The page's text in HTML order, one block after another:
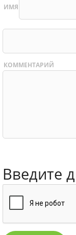
ИМЯ
КОММЕНТАРИЙ
Введите